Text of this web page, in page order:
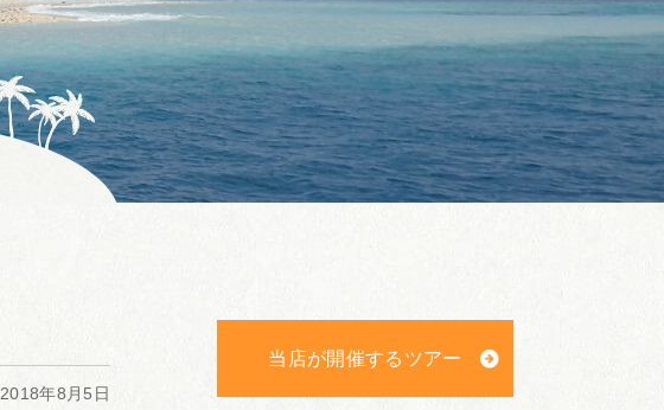
2018年8月5日
当店が開催するツアー